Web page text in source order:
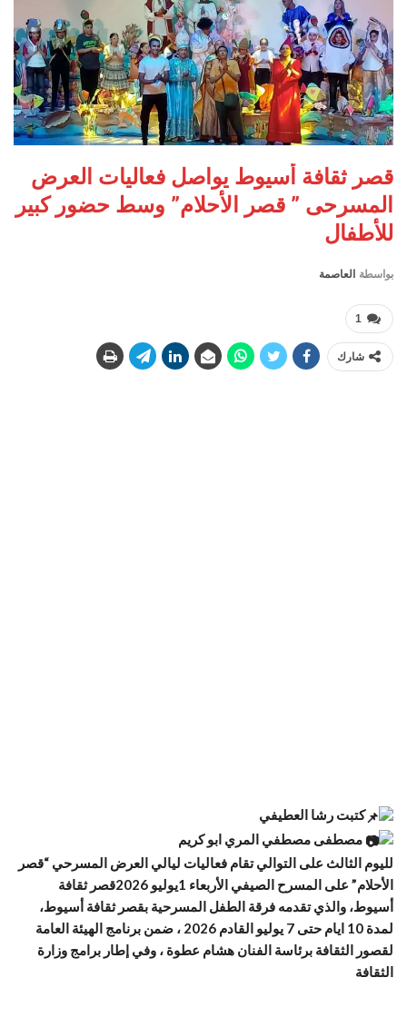
قصر ثقافة أسيوط يواصل فعاليات العرض
المسرحى ” قصر الأحلام” وسط حضور كبير
للأطفال
بواسطة العاصمة
1
شارك
كتبت رشا العطيفي
مصطفى مصطفي المري ابو كريم
لليوم الثالث على التوالي تقام فعاليات ليالي العرض المسرحي “قصر
الأحلام” على المسرح الصيفي الأربعاء 1يوليو 2026قصر ثقافة
أسيوط، والذي تقدمه فرقة الطفل المسرحية بقصر ثقافة أسيوط،
لمدة 10 ايام حتى 7 يوليو القادم 2026 ، ضمن برنامج الهيئة العامة
لقصور الثقافة برئاسة الفنان هشام عطوة ، وفي إطار برامج وزارة
الثقافة